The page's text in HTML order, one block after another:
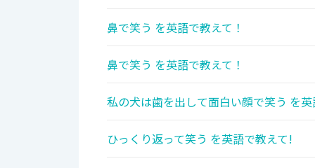
鼻で笑う を英語で教えて！
鼻で笑う を英語で教えて！
私の犬は歯を出して面白い顔で笑う を
ひっくり返って笑う を英語で教えて!